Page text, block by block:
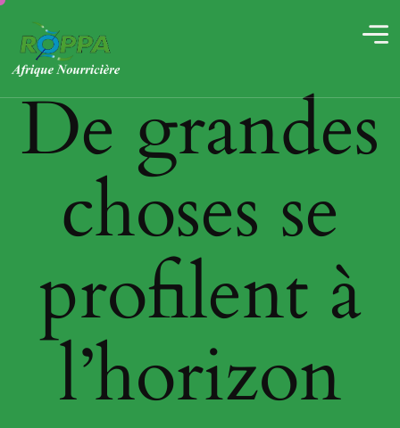
De grandes
choses se
profilent à
l’horizon